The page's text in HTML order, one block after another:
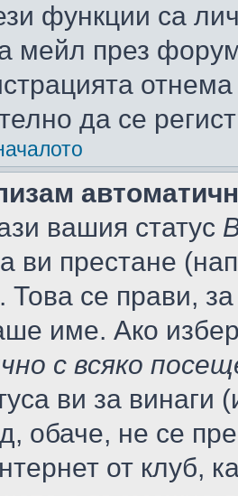
функции са
мейл през
да се
вашия статус
ви престане
се прави,
име. Ако
с всяко
ви за винаги
обаче, не се
от клуб,